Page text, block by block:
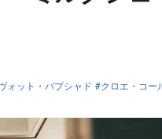
ォット・パプシャド
クロエ・コー